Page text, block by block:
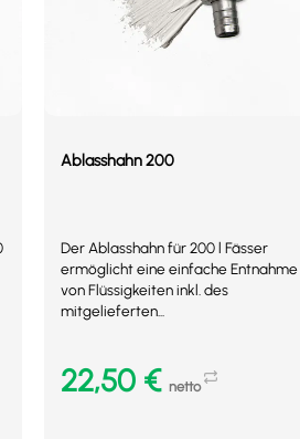
Ablasshahn 200
Der Ablasshahn für 200 l Fässer
ermöglicht eine einfache Entnahme
von Flüssigkeiten inkl. des
mitgelieferten...
22,50 € netto